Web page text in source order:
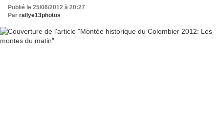
Publié le 25/06/2012 à 20:27
Par rallye13photos